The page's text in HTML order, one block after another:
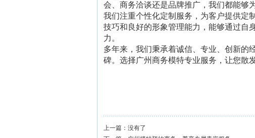
会、商务洽谈还是品牌推广，我们都能够
我们注重个性化定制服务，为客户提供定
技巧和良好的形象管理能力，能够通过自
力。
多年来，我们秉承着诚信、专业、创新的
碑。选择广州商务模特专业服务，让您散
上一篇：没有了